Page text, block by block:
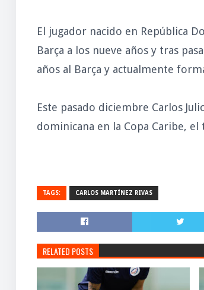
El jugador nacido en República
Barça a los nueve años y tras
años al Barça y actualmente
Este pasado diciembre Carlos
dominicana en la Copa Caribe, el
TAGS: CARLOS MARTÍNEZ RIVAS
RELATED POSTS